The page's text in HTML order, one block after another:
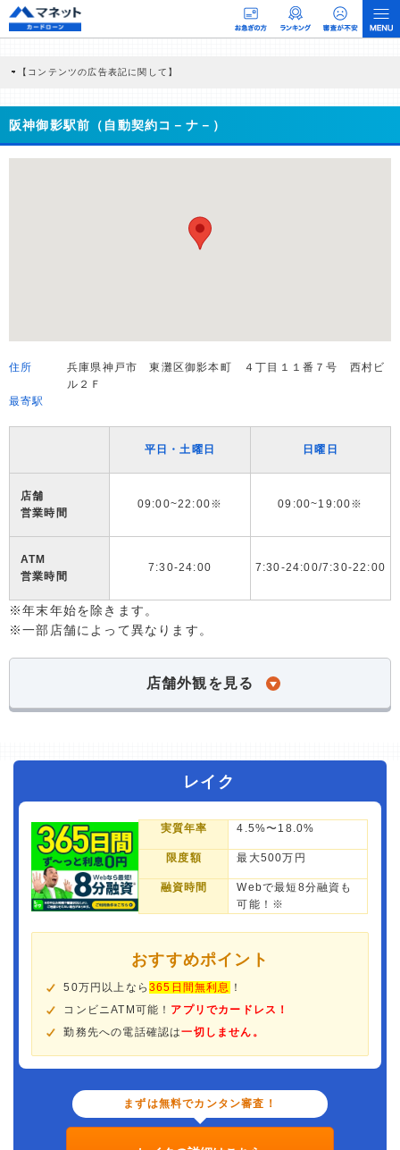
【コンテンツの広告表記に関して】
商品を根拠なくPRするものではなく、当編集部の調査／ユーザーへの口コミ収集な
どに基づき、公平性を担保した情報提供を行っています。
>提携企業一覧
阪神御影駅前（自動契約コ－ナ－）
住所
兵庫県神戸市 東灘区御影本町 ４丁目１１番７号 西村ビ
ル２Ｆ
最寄駅
平日・土曜日 日曜日
店舗
営業時間
09:00~22:00※ 09:00~19:00※
ATM
営業時間
7:30-24:00 7:30-24:00/7:30-22:00
※年末年始を除きます。
※一部店舗によって異なります。
店舗外観を見る
レイク
実質年率 4.5%〜18.0%
限度額 最大500万円
融資時間
Webで最短8分融資も
可能！※
おすすめポイント
50万円以上なら365日間無利息 ！
コンビニATM可能！ アプリでカードレス！
勤務先への電話確認は一切しません。
まずは無料でカンタン審査！